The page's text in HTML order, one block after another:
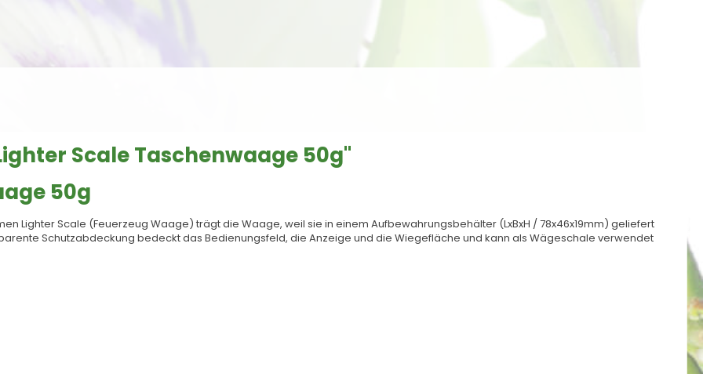
Scale Taschenwaage 50g"
50g
Lighter Scale (Feuerzeug Waage) trägt die Waage, weil sie in einem Aufbewahrungsbehälter (LxBxH / 78x46x19mm) geliefert
Schutzabdeckung bedeckt das Bedienungsfeld, die Anzeige und die Wiegefläche und kann als Wägeschale verwendet